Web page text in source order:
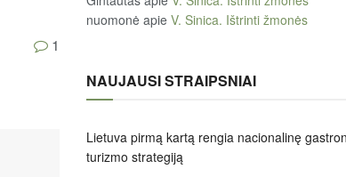
1
nuomonė apie V. Sinica. Ištrinti žmonės
NAUJAUSI STRAIPSNIAI
Lietuva pirmą kartą rengia nacionalinę
turizmo strategiją